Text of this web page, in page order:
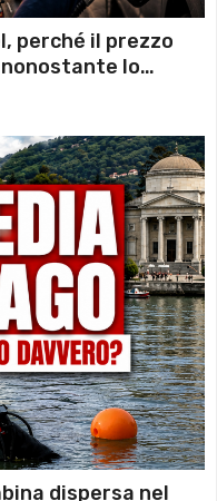
perché il prezzo
lo
dispersa nel